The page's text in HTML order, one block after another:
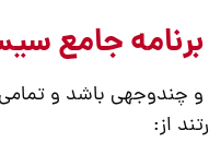
جامع
چندوجهی باشد و
از: